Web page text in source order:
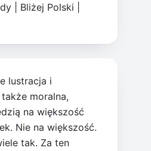
Bliżej Polski
lustracja i
moralna,
na większość
Nie na większość.
tak. Za ten